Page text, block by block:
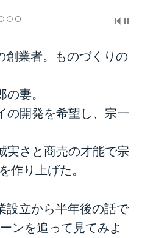
創業者。ものづくりの
妻。
の開発を希望し、宗一
実さと商売の才能で宗
作り上げた。
設立から半年後の話で
ンを追って見てみよ